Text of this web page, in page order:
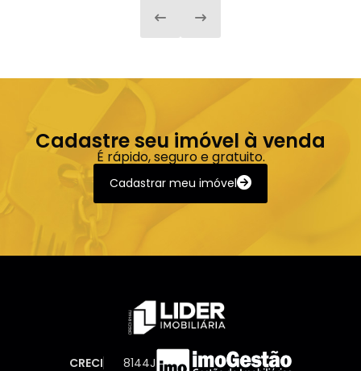
Cadastre seu imóvel à venda
É rápido, seguro e gratuito.
Cadastrar meu imóvel
CRECI 8144J